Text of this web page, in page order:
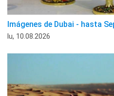
Imágenes de Dubai - hasta
lu, 10.08.2026